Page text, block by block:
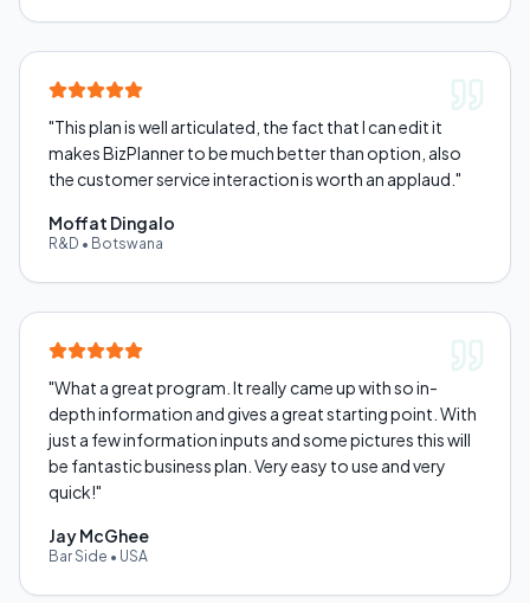
"This plan is well articulated, the fact that I can edit it
makes BizPlanner to be much better than option, also
the customer service interaction is worth an applaud. "
Moffat Dingalo
R&D • Botswana
"What a great program. It really came up with so in-
depth information and gives a great starting point. With
just a few information inputs and some pictures this will
be fantastic business plan. Very easy to use and very
quick!"
Jay McGhee
Bar Side • USA